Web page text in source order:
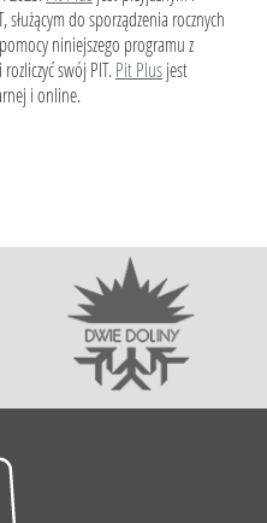
służącym do sporządzenia rocznych
niniejszego programu z
swój PIT.Pit Plusjest
i online.